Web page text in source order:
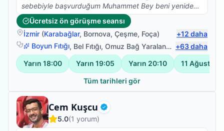
sebebiyle başvurduğum Muhammet Bey beni yeniden
sağlığıma kavuşturdu. Herkese gönül rahatlığıyla
tavsiye ederim
Ücretsiz ön görüşme seansı
İzmir (Karabağlar, Bornova, Çeşme, Foça) +12 daha
Boyun Fıtığı, Bel Fıtığı, Omuz Bağ Yaralanması ,Protez
+63daha
Yarın 18:00 Yarın 19:05 Yarın 20:10 11 Ağustos
Tüm tarihleri gör
Cem Kuşcu Doğrulanmış
Fizyoterapist
5.0(1 yorum)